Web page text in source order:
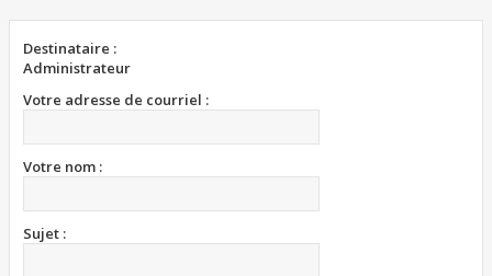
Destinataire :
Administrateur
Votre adresse de courriel :
Votre nom :
Sujet :